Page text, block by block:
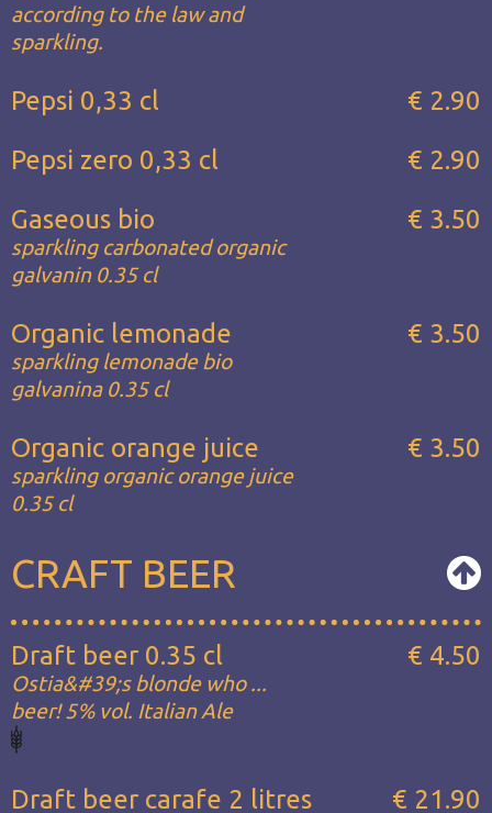
according to the law and
sparkling.
Pepsi 0,33 cl
€ 2.90
Pepsi zero 0,33 cl
€ 2.90
Gaseous bio
sparkling carbonated organic
galvanin 0.35 cl
€ 3.50
Organic lemonade
sparkling lemonade bio
galvanina 0.35 cl
€ 3.50
Organic orange juice
sparkling organic orange juice
0.35 cl
€ 3.50
CRAFT BEER
Draft beer 0.35 cl
Ostia&#39;s blonde who ...
beer! 5% vol. Italian Ale
€ 4.50
Draft beer carafe 2 litres € 21.90